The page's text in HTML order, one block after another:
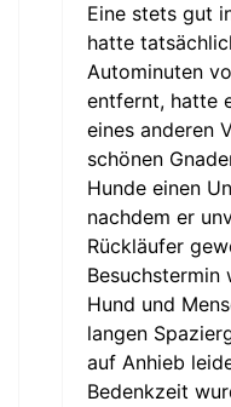
Eine stets gut
hatte
Autominuten
entfernt, hatte
eines anderen
schönen
Hunde einen
nachdem er
Rückläufer
Besuchstermin
Hund und
langen
auf Anhieb
Bedenkzeit